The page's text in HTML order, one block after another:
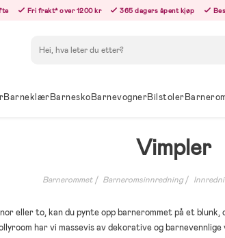
Fri frakt* over 1200 kr 365 dagers åpent kjøp
BarneklærBarneskoBarnevognerBilstoler
Vimpler
Barnerommet Barneromsinnredning
eller to, kan du pynte opp barnerommet på et
har vi massevis av dekorative og